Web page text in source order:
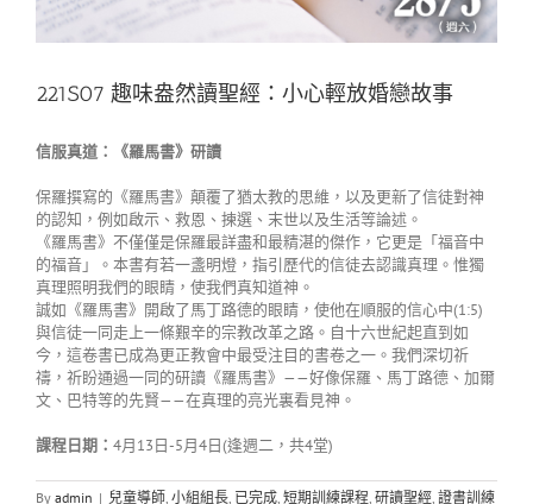
221S07 趣味盎然讀聖經：小心輕放婚戀故事
信服真道：《羅馬書》研讀
保羅撰寫的《羅馬書》顛覆了猶太教的思維，以及更新了信徒對神
的認知，例如啟示、救恩、揀選、末世以及生活等論述。
《羅馬書》不僅僅是保羅最詳盡和最精湛的傑作，它更是「福音中
的福音」。本書有若一盞明燈，指引歷代的信徒去認識真理。惟獨
真理照明我們的眼睛，使我們真知道神。
誠如《羅馬書》開啟了馬丁路德的眼睛，使他在順服的信心中(1:5)
與信徒一同走上一條艱辛的宗教改革之路。自十六世紀起直到如
今，這卷書已成為更正教會中最受注目的書卷之一。我們深切祈
禱，祈盼通過一同的研讀《羅馬書》——好像保羅、馬丁路德、加爾
文、巴特等的先賢——在真理的亮光裏看見神。
課程日期： 4月13日-5月4日(逢週二，共4堂)
By admin | 兒童導師, 小組組長, 已完成, 短期訓練課程, 研讀聖經, 證書訓練